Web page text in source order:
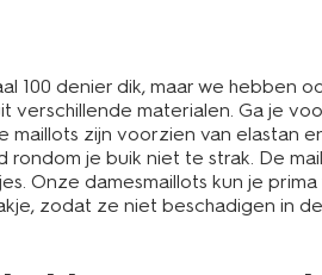
denier dik, maar we hebben
materialen. Ga je
zijn voorzien van elastan
je buik niet te strak. De
Onze damesmaillots kun je
zodat ze niet beschadigen in